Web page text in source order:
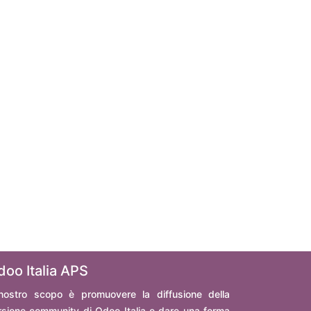
Italia APS
scopo è promuovere la diffusione della